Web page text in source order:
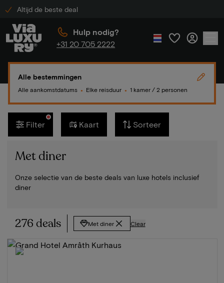
Altijd de beste deal
Hulp nodig?
+31 20 705 2222
Alle bestemmingen
Alle aankomstdatums ● Elke reisduur ● 1 kamer / 2 personen
Filter Kaart Sorteer
Met diner
Onze selectie van de beste deals van luxe hotels inclusief
diner
276 deals Met diner Clear